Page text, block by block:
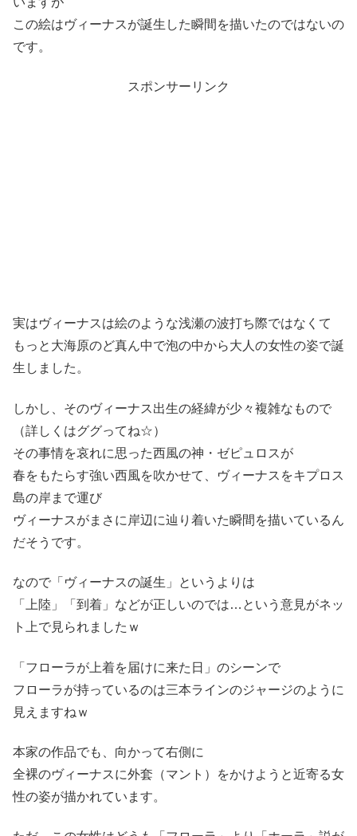
この絵はヴィーナスが誕生した瞬間を描いたのではないの
です。
スポンサーリンク
実はヴィーナスは絵のような浅瀬の波打ち際ではなくて
もっと大海原のど真ん中で泡の中から大人の女性の姿で誕
生しました。
しかし、そのヴィーナス出生の経緯が少々複雑なもので
（詳しくはググってね☆）
その事情を哀れに思った西風の神・ゼピュロスが
春をもたらす強い西風を吹かせて、ヴィーナスをキプロス
島の岸まで運び
ヴィーナスがまさに岸辺に辿り着いた瞬間を描いているん
だそうです。
なので「ヴィーナスの誕生」というよりは
「上陸」「到着」などが正しいのでは…という意見がネッ
ト上で見られましたｗ
「フローラが上着を届けに来た日」のシーンで
フローラが持っているのは三本ラインのジャージのように
見えますねｗ
本家の作品でも、向かって右側に
全裸のヴィーナスに外套（マント）をかけようと近寄る女
性の姿が描かれています。